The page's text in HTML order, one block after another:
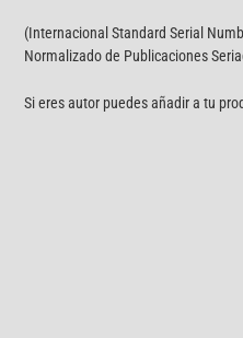
(Internacional Standard Serial
Normalizado de Publicaciones
Si eres autor puedes añadir a tu